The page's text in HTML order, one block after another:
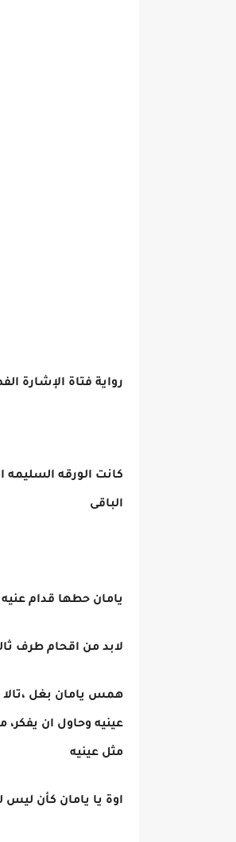
رواية فتاة الإشارة الفصل الثامن
كانت الورقه السليمه
الباقى
يامان حطها قدام
لابد من اقحام طرف
همس يامان بغل
عينيه وحاول ان يفكر،
مثل عينيه
اوة يا يامان كأن